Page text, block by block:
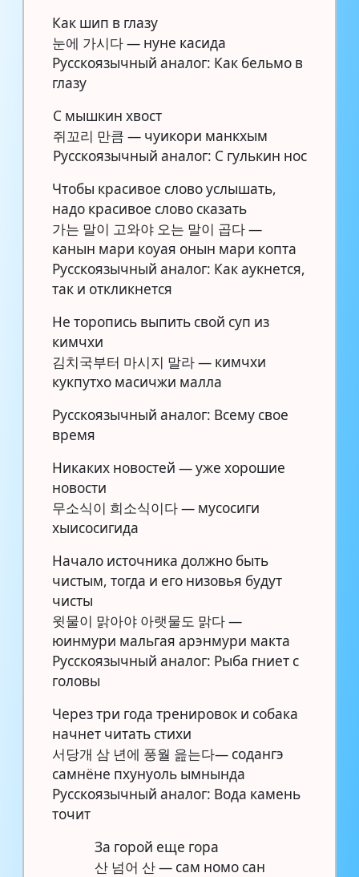
Как шип в глазу
눈에 가시다 — нуне касида
Русскоязычный аналог: Как бельмо в
глазу
С мышкин хвост
쥐꼬리 만큼 — чуикори манкхым
Русскоязычный аналог: С гулькин нос
Чтобы красивое слово услышать,
надо красивое слово сказать
가는 말이 고와야 오는 말이 곱다 —
канын мари коуая онын мари копта
Русскоязычный аналог: Как аукнется,
так и откликнется
Не торопись выпить свой суп из
кимчхи
김치국부터 마시지 말라 — кимчхи
кукпутхо масичжи малла
Русскоязычный аналог: Всему свое
время
Никаких новостей — уже хорошие
новости
무소식이 희소식이다 — мусосиги
хыисосигида
Начало источника должно быть
чистым, тогда и его низовья будут
чисты
윗물이 맑아야 아랫물도 맑다 —
юинмури мальгая арэнмури макта
Русскоязычный аналог: Рыба гниет с
головы
Через три года тренировок и собака
начнет читать стихи
서당개 삼 년에 풍월 읊는다— содангэ
самнёне пхунуоль ымнында
Русскоязычный аналог: Вода камень
точит
За горой еще гора
산 넘어 산 — сам номо сан